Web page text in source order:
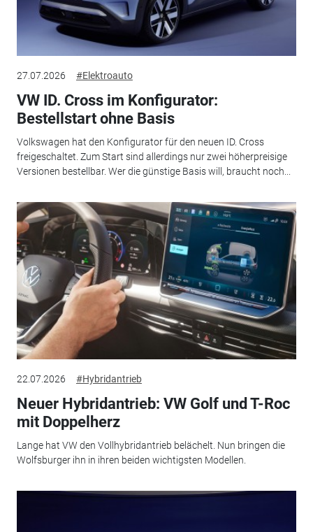
27.07.2026 #Elektroauto
VW ID. Cross im Konfigurator:
Bestellstart ohne Basis
Volkswagen hat den Konfigurator für den neuen ID. Cross
freigeschaltet. Zum Start sind allerdings nur zwei höherpreisige
Versionen bestellbar. Wer die günstige Basis will, braucht noch...
22.07.2026 #Hybridantrieb
Neuer Hybridantrieb: VW Golf und T-Roc
mit Doppelherz
Lange hat VW den Vollhybridantrieb belächelt. Nun bringen die
Wolfsburger ihn in ihren beiden wichtigsten Modellen.